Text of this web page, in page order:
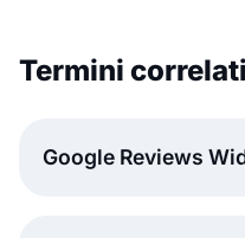
Termini
Google Reviews